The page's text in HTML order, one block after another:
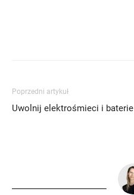
Poprzedni artykuł
Uwolnij elektrośmieci i baterie